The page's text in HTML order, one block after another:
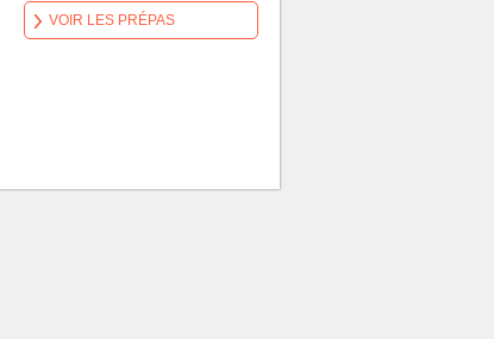
VOIR LES PRÉPAS